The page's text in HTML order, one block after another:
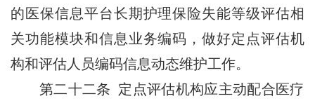
的医保信息平台长期护理保险失能等级评估相
关功能模块和信息业务编码，做好定点评估机
构和评估人员编码信息动态维护工作。
第二十二条 定点评估机构应主动配合医疗